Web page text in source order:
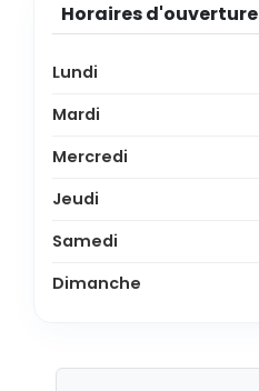
Horaires d'ouverture
Lundi
Mardi
Mercredi
Jeudi
Samedi
Dimanche